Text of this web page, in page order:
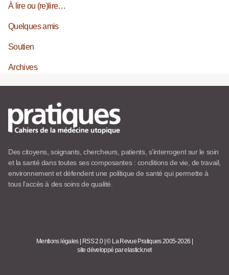
À lire ou (re)lire…
Quelques amis
Soutien
Archives
Des citoyens, soignants, chercheurs, patients, s’interrogent sur le soin
et la santé dans toutes ses composantes : conditions de vie, de travail,
environnement et défendent une politique de santé qui permette à
tous l’accès à des soins de qualité.
Mentions légales RSS 2.0 |© La Revue Pratiques 2005-2026
site développé par elastick.net